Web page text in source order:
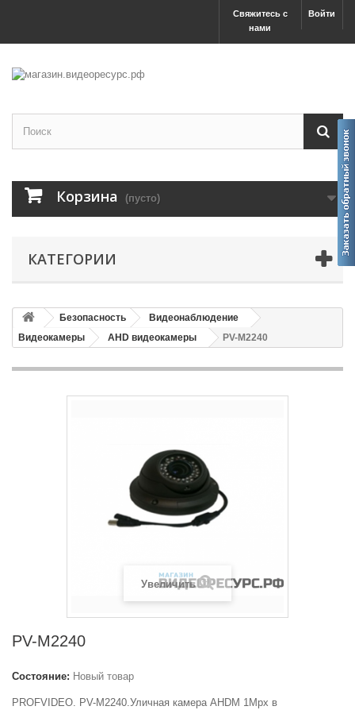
Войти
Свяжитесь с
нами
Корзина (пусто)
КАТЕГОРИИ
Безопасность
Видеонаблюдение
Видеокамеры
AHD видеокамеры PV-M2240
Увеличить
PV-M2240
Состояние: Новый товар
PROFVIDEO. PV-M2240.Уличная камера AHDM 1Mpx в